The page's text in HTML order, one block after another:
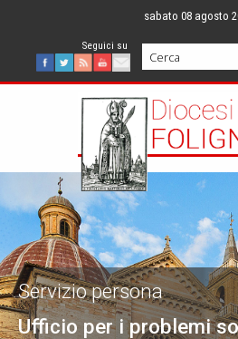
content
sabato 08 agosto
Facebook
Twitter
FeedYoutube
Mail
Ufficio per i problemi
Servizio persona